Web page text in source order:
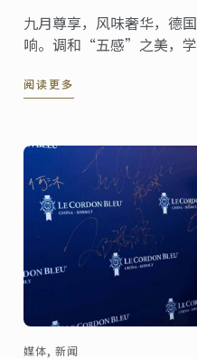
九月尊享，风味奢华，德
响。调和“五感”之美，
阅读更多
媒体, 新闻